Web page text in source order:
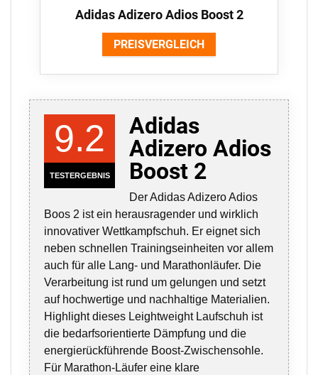
Adidas Adizero Adios Boost 2
PREISVERGLEICH
9.2
TESTERGEBNIS
Adidas
Adizero Adios
Boost 2
Der Adidas Adizero Adios
Boos 2 ist ein herausragender und wirklich
innovativer Wettkampfschuh. Er eignet sich
neben schnellen Trainingseinheiten vor allem
auch für alle Lang- und Marathonläufer. Die
Verarbeitung ist rund um gelungen und setzt
auf hochwertige und nachhaltige Materialien.
Highlight dieses Leightweight Laufschuh ist
die bedarfsorientierte Dämpfung und die
energierückführende Boost-Zwischensohle.
Für Marathon-Läufer eine klare